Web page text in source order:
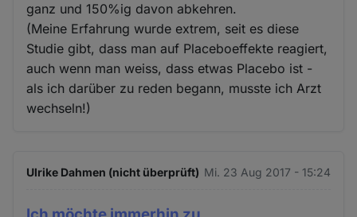
ganz und 150%ig davon abkehren.
(Meine Erfahrung wurde extrem, seit es diese
Studie gibt, dass man auf Placeboeffekte reagiert,
auch wenn man weiss, dass etwas Placebo ist -
als ich darüber zu reden begann, musste ich Arzt
wechseln!)
Ulrike Dahmen (nicht überprüft) Mi. 23 Aug 2017 - 15:24